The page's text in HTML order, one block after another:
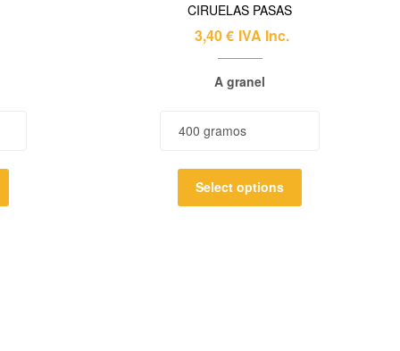
CIRUELAS PASAS
3,40€ IVA Inc.
A granel
Select options